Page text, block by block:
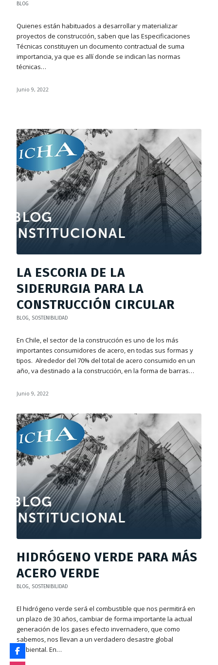
BLOG
Quienes están habituados a desarrollar y materializar
proyectos de construcción, saben que las Especificaciones
Técnicas constituyen un documento contractual de suma
importancia, ya que es allí donde se indican las normas
técnicas…
Junio 9, 2022
LA ESCORIA DE LA
SIDERURGIA PARA LA
CONSTRUCCIÓN CIRCULAR
BLOG, SOSTENIBILIDAD
En Chile, el sector de la construcción es uno de los más
importantes consumidores de acero, en todas sus formas y
tipos. Alrededor del 70% del total de acero consumido en un
año, va destinado a la construcción, en la forma de barras…
Junio 9, 2022
HIDRÓGENO VERDE PARA MÁS
ACERO VERDE
BLOG SOSTENIBILIDAD
El hidrógeno verde será el combustible que nos permitirá en
un plazo de 30 años, cambiar de forma importante la actual
generación de los gases efecto invernadero, que como
sabemos, nos llevan a un verdadero desastre global
ambiental. En…